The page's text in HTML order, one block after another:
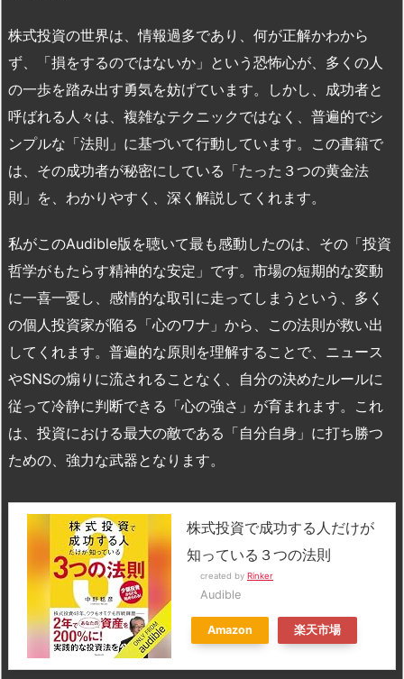
株式投資の世界は、情報過多であり、何が正解かわから
ず、「損をするのではないか」という恐怖心が、多くの人
の一歩を踏み出す勇気を妨げています。しかし、成功者と
呼ばれる人々は、複雑なテクニックではなく、普遍的でシ
ンプルな「法則」に基づいて行動しています。この書籍で
は、その成功者が秘密にしている「たった３つの黄金法
則」を、わかりやすく、深く解説してくれます。
私がこのAudible版を聴いて最も感動したのは、その「投資
哲学がもたらす精神的な安定」です。市場の短期的な変動
に一喜一憂し、感情的な取引に走ってしまうという、多く
の個人投資家が陥る「心のワナ」から、この法則が救い出
してくれます。普遍的な原則を理解することで、ニュース
やSNSの煽りに流されることなく、自分の決めたルールに
従って冷静に判断できる「心の強さ」が育まれます。これ
は、投資における最大の敵である「自分自身」に打ち勝つ
ための、強力な武器となります。
株式投資で成功する人だけが
知っている３つの法則
created by Rinker
Audible
Amazon 楽天市場